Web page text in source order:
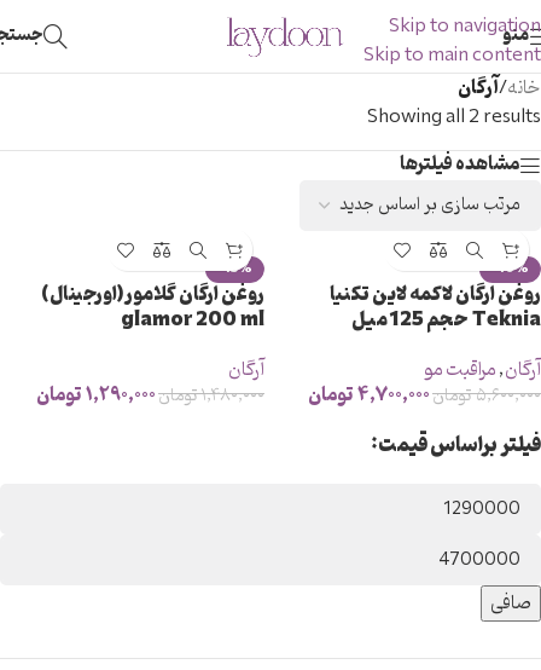
Skip to navigation
Skip to main content
منو
فیلتر براساس قیمت:
صافی
خانه/آرگان
Showing all 2 results
مشاهده فیلترها
-16%
روغن ارگان لاکمه لاین تکنیا
Teknia حجم 125 میل
آرگان,مراقبت مو
۵,۶۰۰,۰۰۰تومان۴,۷۰۰,۰۰۰تومان
-13%
روغن ارگان گلامور(اورجینال)
glamor 200 ml
آرگان
۱,۴۸۰,۰۰۰تومان۱,۲۹۰,۰۰۰تومان